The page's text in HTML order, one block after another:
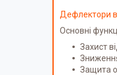
Дефлектори
Основні
Захист
Защита